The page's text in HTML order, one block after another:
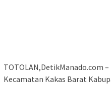
TOTOLAN,DetikManado.com
Kecamatan Kakas Barat